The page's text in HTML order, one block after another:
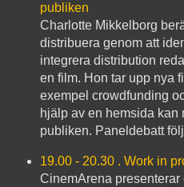
publiken
Charlotte Mikkelborg
distribuera genom att
integrera distribution
en film. Hon tar upp nya
exempel crowdfunding
hjälp av en hemsida kan
publiken. Paneldebatt
19.00 - 20.30 . Work in
CinemArena presenterar